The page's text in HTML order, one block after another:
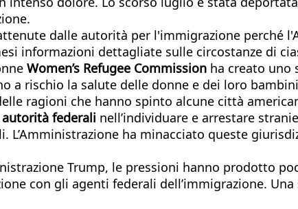
dalle autorità per l'immigrazione perché
informazioni dettagliate sulle circostanze di
Women’s Refugee Commission ha creato uno
a rischio la salute delle donne e dei loro
ragioni che hanno spinto alcune città
federali nell’individuare e arrestare
ha minacciato queste
Trump, le pressioni hanno prodotto
con gli agenti federali dell’immigrazione.